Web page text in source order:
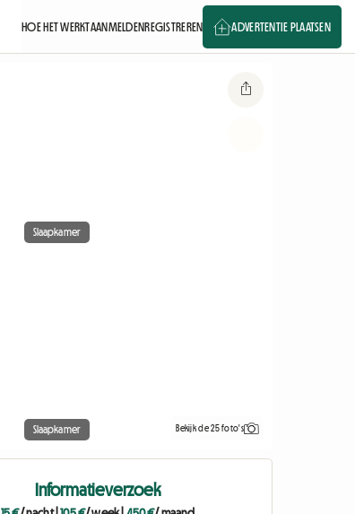
HOE HET WERKTAANMELDENREGISTREREN ADVERTENTIE PLAATSEN
Slaapkamer
Slaapkamer Bekijk de 25 foto's
Informatieverzoek